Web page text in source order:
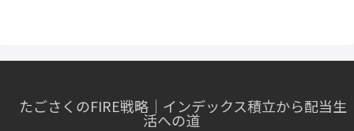
たごさくのFIRE戦略｜インデックス積立から配当生
活への道